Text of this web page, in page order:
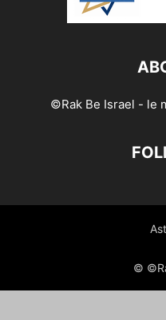
©Rak Be Israel - le
©